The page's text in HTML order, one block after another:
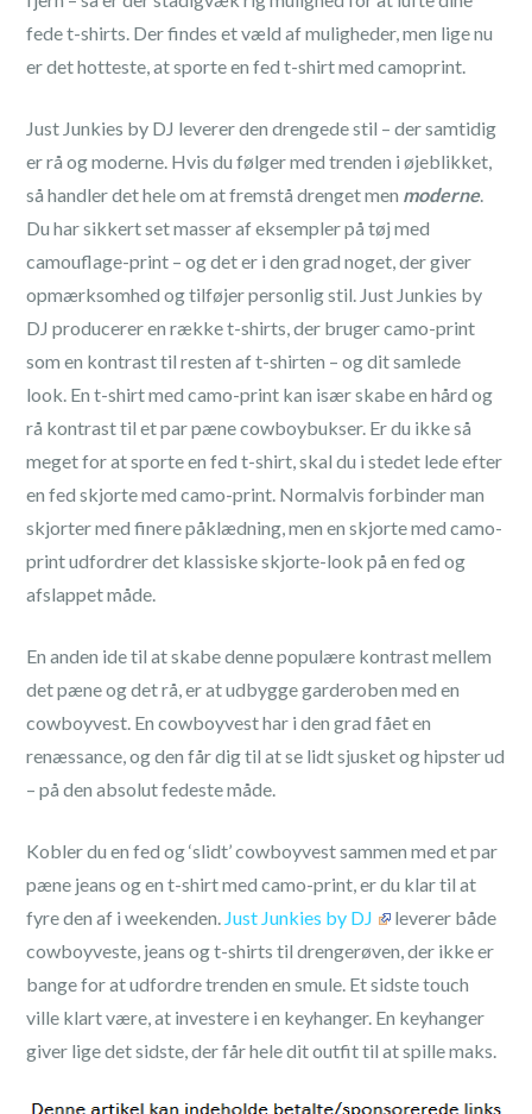
fede t-shirts. Der findes et væld af muligheder, men lige nu
er det hotteste, at sporte en fed t-shirt med camoprint.
Just Junkies by DJ leverer den drengede stil – der samtidig
er rå og moderne. Hvis du følger med trenden i øjeblikket,
så handler det hele om at fremstå drenget men moderne.
Du har sikkert set masser af eksempler på tøj med
camouflage-print – og det er i den grad noget, der giver
opmærksomhed og tilføjer personlig stil. Just Junkies by
DJ producerer en række t-shirts, der bruger camo-print
som en kontrast til resten af t-shirten – og dit samlede
look. En t-shirt med camo-print kan især skabe en hård og
rå kontrast til et par pæne cowboybukser. Er du ikke så
meget for at sporte en fed t-shirt, skal du i stedet lede efter
en fed skjorte med camo-print. Normalvis forbinder man
skjorter med finere påklædning, men en skjorte med camo-
print udfordrer det klassiske skjorte-look på en fed og
afslappet måde.
En anden ide til at skabe denne populære kontrast mellem
det pæne og det rå, er at udbygge garderoben med en
cowboyvest. En cowboyvest har i den grad fået en
renæssance, og den får dig til at se lidt sjusket og hipster ud
– på den absolut fedeste måde.
Kobler du en fed og ‘slidt’ cowboyvest sammen med et par
pæne jeans og en t-shirt med camo-print, er du klar til at
fyre den af i weekenden. Just Junkies by DJ
leverer både
cowboyveste, jeans og t-shirts til drengerøven, der ikke er
bange for at udfordre trenden en smule. Et sidste touch
ville klart være, at investere i en keyhanger. En keyhanger
giver lige det sidste, der får hele dit outfit til at spille maks.